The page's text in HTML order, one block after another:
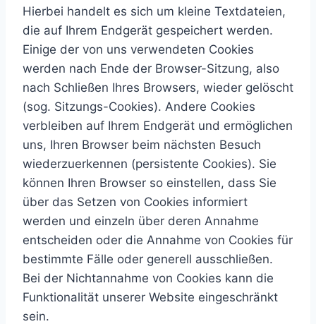
Hierbei handelt es sich um kleine Textdateien,
die auf Ihrem Endgerät gespeichert werden.
Einige der von uns verwendeten Cookies
werden nach Ende der Browser-Sitzung, also
nach Schließen Ihres Browsers, wieder gelöscht
(sog. Sitzungs-Cookies). Andere Cookies
verbleiben auf Ihrem Endgerät und ermöglichen
uns, Ihren Browser beim nächsten Besuch
wiederzuerkennen (persistente Cookies). Sie
können Ihren Browser so einstellen, dass Sie
über das Setzen von Cookies informiert
werden und einzeln über deren Annahme
entscheiden oder die Annahme von Cookies für
bestimmte Fälle oder generell ausschließen.
Bei der Nichtannahme von Cookies kann die
Funktionalität unserer Website eingeschränkt
sein.